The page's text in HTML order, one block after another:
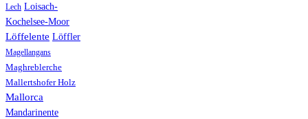
Lech Loisach-
Kochelsee-Moor
Löffelente Löffler
Magellangans
Maghreblerche
Mallertshofer Holz
Mallorca
Mandarinente